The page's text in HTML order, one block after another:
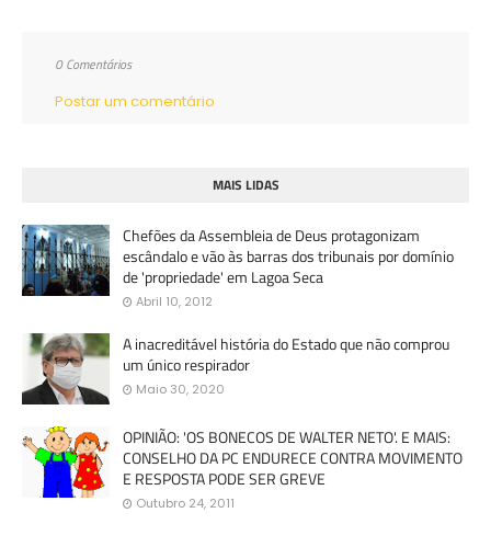
0 Comentários
Postar um comentário
MAIS LIDAS
Chefões da Assembleia de Deus protagonizam
escândalo e vão às barras dos tribunais por domínio
de 'propriedade' em Lagoa Seca
Abril 10, 2012
A inacreditável história do Estado que não comprou
um único respirador
Maio 30, 2020
OPINIÃO: 'OS BONECOS DE WALTER NETO'. E MAIS:
CONSELHO DA PC ENDURECE CONTRA MOVIMENTO
E RESPOSTA PODE SER GREVE
Outubro 24, 2011